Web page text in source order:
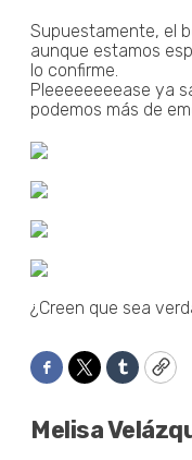
Supuestamente, el
aunque estamos
lo confirme.
Pleeeeeeeease ya
podemos más de
¿Creen que sea
Facebook
TwitterTumblr
Melisa